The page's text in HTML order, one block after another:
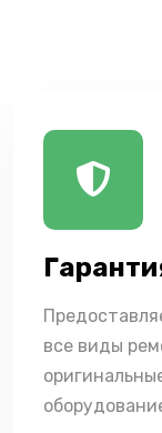
все виды